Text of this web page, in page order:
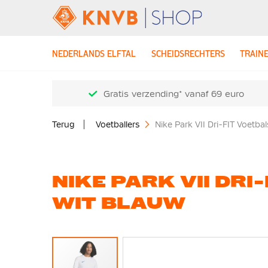
NEDERLANDS ELFTAL SCHEIDSRECHTERS
Gratis verzending* vanaf 69 euro
Terug Voetballers Nike Park VII Dri-FIT
NIKE PARK VII
WIT BLAUW
Ga